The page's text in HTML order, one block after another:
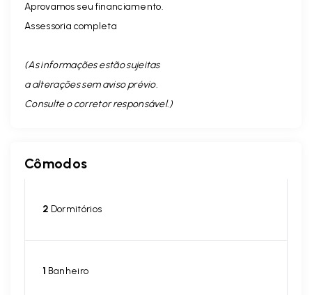
Aprovamos seu financiamento.
Assessoria completa
(As informações estão sujeitas
a alterações sem aviso prévio.
Consulte o corretor responsável. )
Cômodos
2 Dormitórios
1 Banheiro